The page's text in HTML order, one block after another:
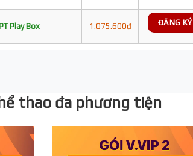
Play Box 1.075.600đ ĐĂNG KÝ
thao đa phương tiện